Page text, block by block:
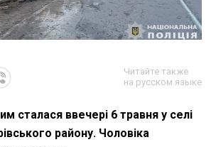
Читайте также
на русском языке
сталася ввечері 6 травня у селі
району. Чоловіка